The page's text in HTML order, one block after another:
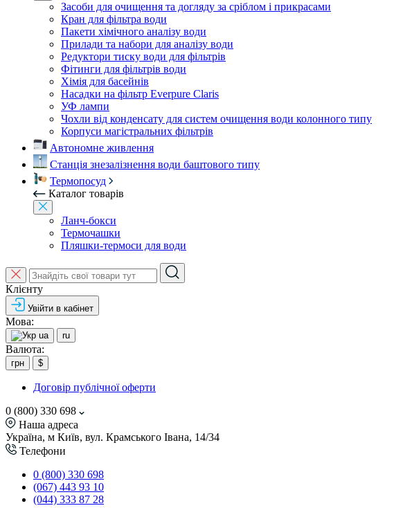
Засоби для очищення та догляду за сріблом і прикрасами
Кран для фільтра води
Пакети хімічного аналізу води
Прилади та набори для аналізу води
Редуктори тиску води для фільтрів
Фітинги для фільтрів води
Хімія для басейнів
Насадки на фільтр Everpure Claris
УФ лампи
Чохли від конденсату для систем очищення води колонного типу
Корпуси магістральних фільтрів
Автономне живлення
Станція знезалізнення води баштового типу
Термопосуд
Каталог товарів
Ланч-бокси
Термочашки
Пляшки-термоси для води
Клієнту
Увійти в кабінет
Мова:
ua ru
Валюта:
грн $
Договір публічної оферти
0 (800) 330 698
Наша адреса
Україна, м Київ, вул. Крамського Івана, 14/34
Телефони
0 (800) 330 698
(067) 443 93 10
(044) 333 87 28